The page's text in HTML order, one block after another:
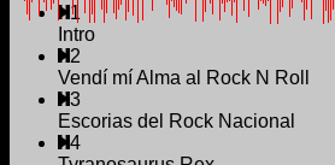
1
Intro
2
Vendí mí Alma al Rock N Roll
3
Escorias del Rock Nacional
4